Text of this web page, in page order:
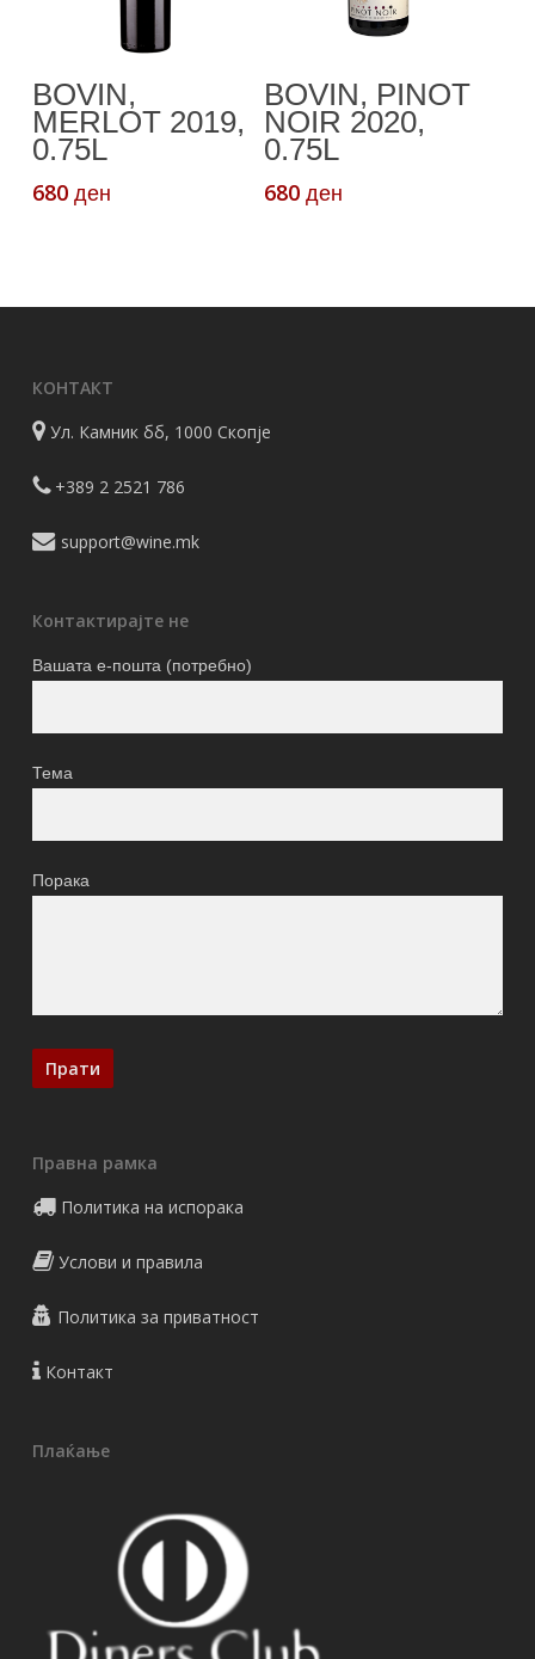
Кошничка
BOVIN,
MERLOT 2019,
0.75L
680 ден
Кошничка
BOVIN, PINOT
NOIR 2020,
0.75L
680ден
КОНТАКТ
Ул. Камник бб, 1000 Скопје
+389 2 2521 786
support@wine.mk
Контактирајте не
Вашата е-пошта (потребно)
Тема
Порака
Правна рамка
Политика на испорака
Услови и правила
Политика за приватност
Контакт
Плаќање